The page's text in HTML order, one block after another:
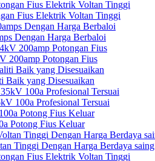
Fius Elektrik Voltan Tinggi
Dengan Harga Berbaloi
200amp Potongan Fius
yang Disesuaikan
100a Profesional Tersuai
Potong Fius Keluar
Tinggi Dengan Harga Berdaya saing